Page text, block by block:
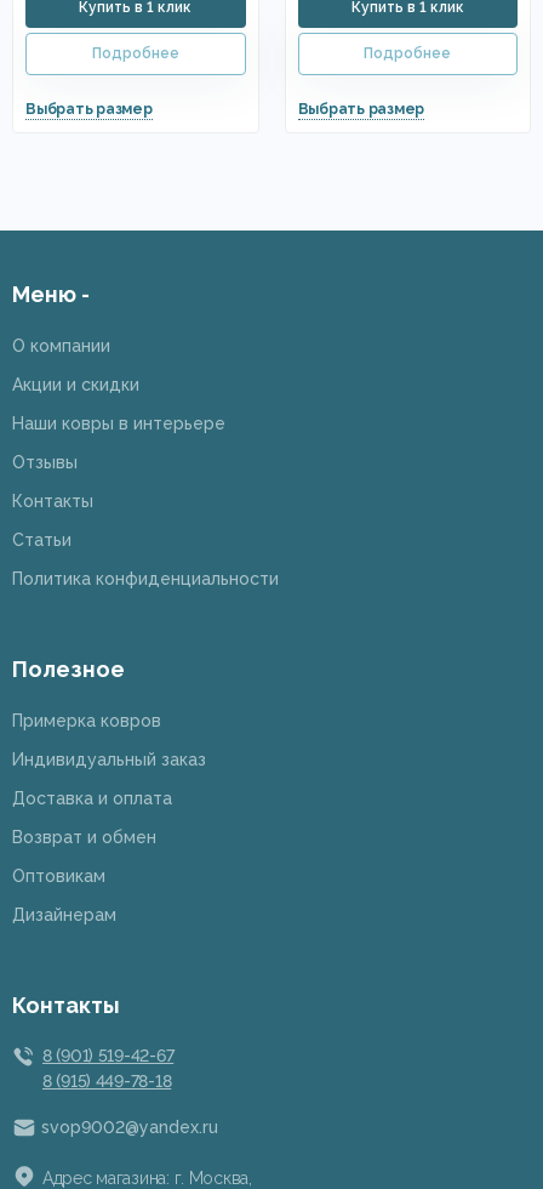
Меню -
О компании
Акции и скидки
Наши ковры в интерьере
Отзывы
Контакты
Статьи
Политика конфиденциальности
Полезное
Примерка ковров
Индивидуальный заказ
Доставка и оплата
Возврат и обмен
Оптовикам
Дизайнерам
Контакты
8 (901) 519-42-67
8 (915) 449-78-18
svop9002@yandex.ru
Адрес магазина: г. Москва,